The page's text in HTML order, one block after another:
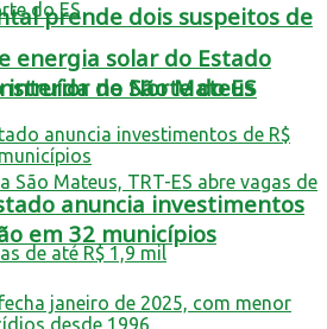
prende dois suspeitos de
interior de São Mateus
energia solar do Estado
no Norte do ES
anuncia investimentos
em 32 municípios